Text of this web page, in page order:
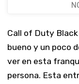
Call of Duty Black
bueno y un poco
ver en esta
persona. Esta